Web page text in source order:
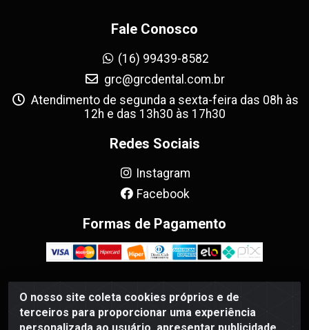
O nosso site coleta cookies próprios e de
terceiros para proporcionar uma experiência
Fale Conosco
(16) 99439-8582
grc@grcdental.com.br
Atendimento de segunda a sexta-feira das 08h às
12h e das 13h30 às 17h30
Redes Sociais
Instagram
Facebook
Formas de Pagamento
GRC Dental - Avenida Antônio e Helena Zerrenner, 720 -
Sumarezinho, Ribeirão Preto/SP - CEP 14055-130 - CNPJ